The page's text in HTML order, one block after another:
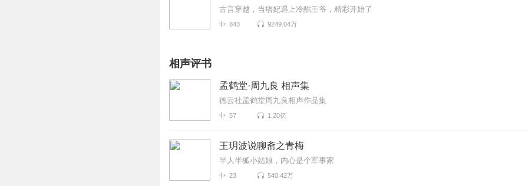
古言穿越，当痞妃遇上冷酷王爷，精彩开始了
843 9249.04万
相声评书
孟鹤堂·周九良 相声集
德云社孟鹤堂周九良相声作品集
57 1.20亿
王玥波说聊斋之青梅
半人半狐小姑娘，内心是个军事家
23 540.42万